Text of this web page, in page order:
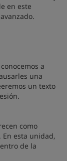
en este
a
una
un texto
como
esta unidad,
de la